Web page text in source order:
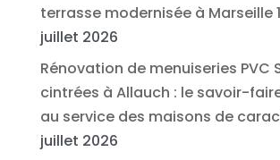
terrasse modernisée à Marseille
juillet 2026
Rénovation de menuiseries PVC
cintrées à Allauch : le savoir-faire
au service des maisons de
juillet 2026